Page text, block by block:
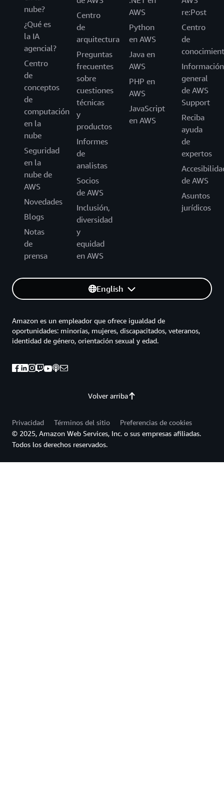
nube?
¿Qué es
la IA
agencial?
Centro
de
conceptos
de
computación
en la
nube
Seguridad
en la
nube de
AWS
Novedades
Blogs
Notas
de
prensa
Centro
de
arquitectura
Preguntas
frecuentes
sobre
cuestiones
técnicas
y
productos
Informes
de
analistas
Socios
de AWS
Inclusión,
diversidad
y
equidad
en AWS
AWS
Python
en AWS
Java en
AWS
PHP en
AWS
JavaScript
en AWS
re:Post
Centro
de
Información
general
de AWS
Support
Reciba
ayuda
de
expertos
de AWS
Asuntos
jurídicos
English
Volver arriba
Amazon es un empleador que ofrece igualdad de
oportunidades: minorías, mujeres, discapacitados, veteranos,
identidad de género, orientación sexual y edad.
Privacidad Términos del sitio
Preferencias de cookies
© 2025, Amazon Web Services, Inc. o sus empresas afiliadas.
Todos los derechos reservados.